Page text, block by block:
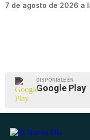
7 de agosto de 2026 a
DISPONIBLE EN
Google Play